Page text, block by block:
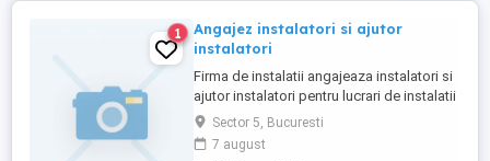
1
Angajez instalatori si ajutor
instalatori
Firma de instalatii angajeaza instalatori si
ajutor instalatori pentru lucrari de instalatii
sanitare si incalzire .Se ofera masina de
serviciu Program 8 ore. Lucrari in
Bucuresti. Slariul f bun.
Sector 5, Bucuresti
7 august